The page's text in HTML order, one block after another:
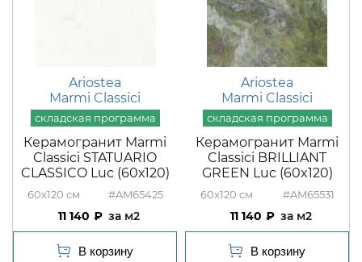
Ariostea
Marmi Classici
Керамогранит Marmi
Classici STATUARIO
CLASSICO Luc (60х120)
60x120 #AM65425
11 140 м2
Ariostea
Marmi Classici
Керамогранит Marmi
Classici BRILLIANT
GREEN Luc (60x120)
60x120 #AM65531
11 140 м2